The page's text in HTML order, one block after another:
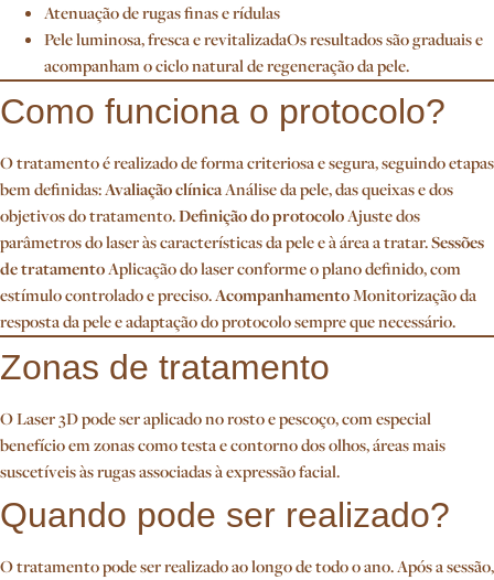
Atenuação de rugas finas e rídulas
Pele luminosa, fresca e revitalizadaOs resultados são graduais e
acompanham o ciclo natural de regeneração da pele.
Como funciona o protocolo?
O tratamento é realizado de forma criteriosa e segura, seguindo etapas
bem definidas:Avaliação clínicaAnálise da pele, das queixas e dos
objetivos do tratamento.Definição do protocoloAjuste dos
parâmetros do laser às características da pele e à área a tratar.Sessões
de tratamentoAplicação do laser conforme o plano definido, com
estímulo controlado e preciso.AcompanhamentoMonitorização da
resposta da pele e adaptação do protocolo sempre que necessário.
Zonas de tratamento
O Laser 3D pode ser aplicado no rosto e pescoço, com especial
benefício em zonas como testa e contorno dos olhos, áreas mais
suscetíveis às rugas associadas à expressão facial.
Quando pode ser realizado?
O tratamento pode ser realizado ao longo de todo o ano. Após a sessão,